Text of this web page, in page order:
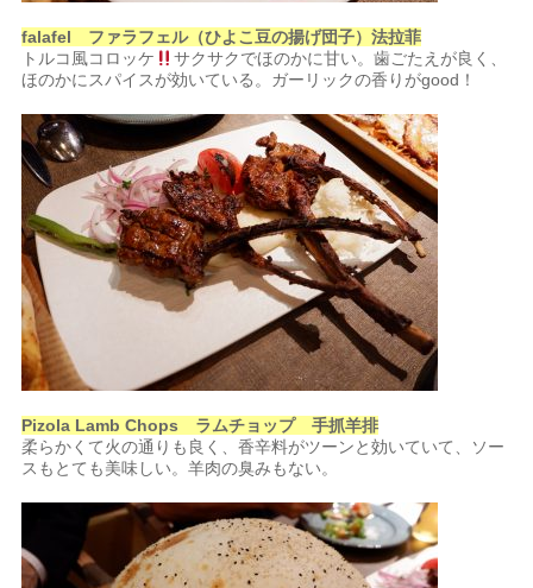
falafel ファラフェル（ひよこ豆の揚げ団子）法拉菲
トルコ風コロッケ
サクサクでほのかに甘い。歯ごたえが良く、
ほのかにスパイスが効いている。ガーリックの香りがgood！
Pizola Lamb Chops ラムチョップ 手抓羊排
柔らかくて火の通りも良く、香辛料がツーンと効いていて、ソー
スもとても美味しい。羊肉の臭みもない。